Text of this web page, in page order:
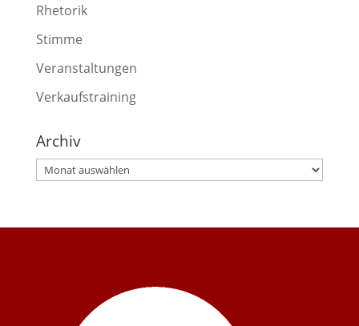
Rhetorik
Stimme
Veranstaltungen
Verkaufstraining
Archiv
Archiv